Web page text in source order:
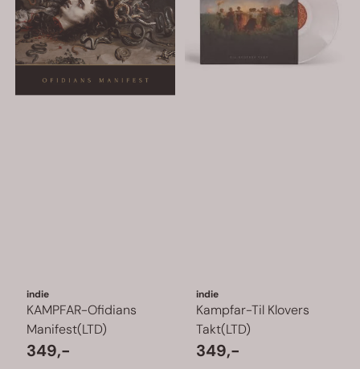
indie
KAMPFAR-Ofidians
Manifest(LTD)
349,-
indie
Kampfar-Til Klovers
Takt(LTD)
349,-